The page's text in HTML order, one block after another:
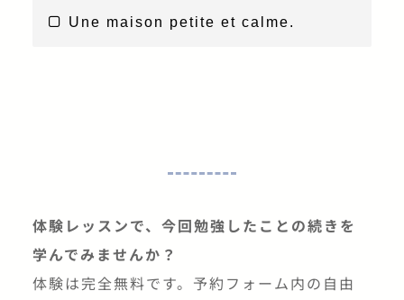
(名) 訪問
Une maison petite et calme.
体験レッスンで、今回勉強したことの続きを
学んでみませんか？
体験は完全無料です。予約フォーム内の自由